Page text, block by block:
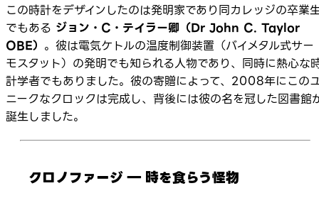
この時計をデザインしたのは発明家であり同カレッジの卒業
でもある ジョン・C・テイラー卿（Dr John C. Taylor
OBE） 。彼は電気ケトルの温度制御装置（バイメタル式サー
モスタット）の発明でも知られる人物であり、同時に熱心な
計学者でもありました。彼の寄贈によって、2008年にこの
ニークなクロックは完成し、背後には彼の名を冠した図書館
誕生しました。
クロノファージ ― 時を食らう怪物